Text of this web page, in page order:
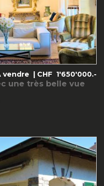
vendre | CHF 1'650'000.-
une très belle vue